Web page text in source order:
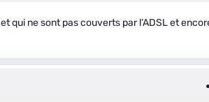
qui ne sont pas couverts par l’ADSL et